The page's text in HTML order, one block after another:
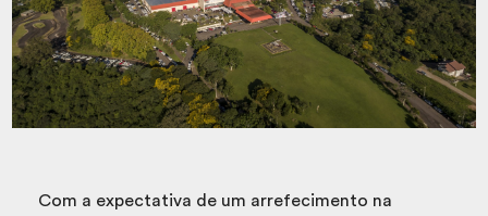
Com a expectativa de um arrefecimento na
LinkedIn